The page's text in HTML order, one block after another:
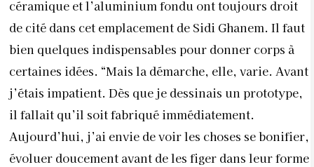
céramique et l’aluminium fondu ont toujours droit
de cité dans cet emplacement de Sidi Ghanem. Il faut
bien quelques indispensables pour donner corps à
certaines idées. “Mais la démarche, elle, varie. Avant
j’étais impatient. Dès que je dessinais un prototype,
il fallait qu’il soit fabriqué immédiatement.
Aujourd’hui, j’ai envie de voir les choses se bonifier,
évoluer doucement avant de les figer dans leur forme